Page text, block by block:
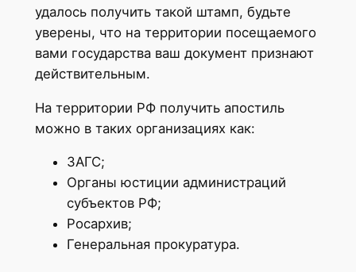
удалось получить такой штамп, будьте
уверены, что на территории посещаемого
вами государства ваш документ признают
действительным.
На территории РФ получить апостиль
можно в таких организациях как:
ЗАГС;
Органы юстиции администраций
субъектов РФ;
Росархив;
Генеральная прокуратура.